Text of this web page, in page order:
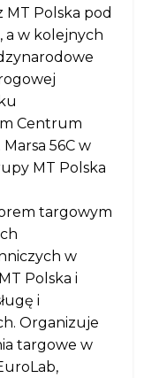
MT Polska pod
a w kolejnych
Centrum
56C w
MT Polska
targowym
w
Polska i
i
Organizuje
targowe w